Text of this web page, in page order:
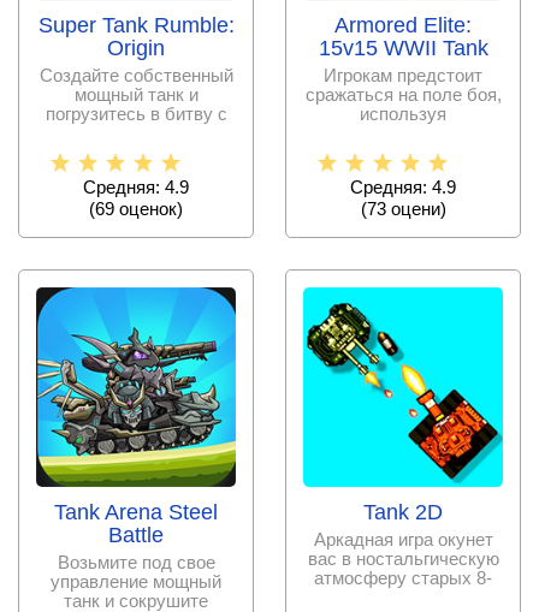
Super Tank Rumble:
Origin
Создайте собственный
мощный танк и
погрузитесь в битву с
мира.
Средняя: 4.9
(69 оценок)
Armored Elite:
15v15 WWII Tank
Игрокам предстоит
сражаться на поле боя,
используя
продумывая
Средняя: 4.9
(73оцени)
Tank Arena Steel
Battle
Возьмите под свое
управление мощный
танк и сокрушите
Tank 2D
Аркадная игра окунет
вас в ностальгическую
атмосферу старых 8-